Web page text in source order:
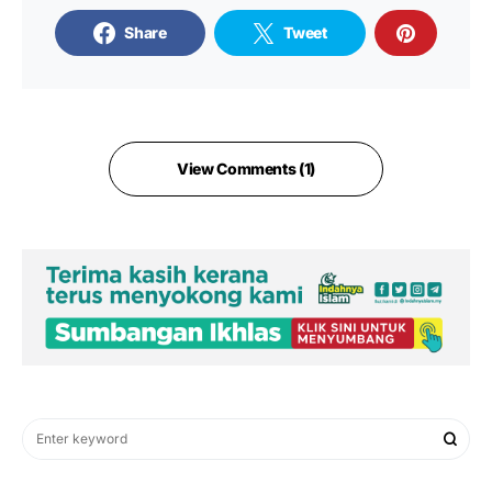
Share Tweet
View Comments (1)